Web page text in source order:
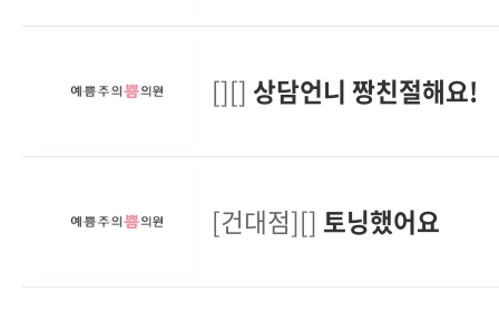
[][] 상담언니 짱친절해요!
[건대점][] 토닝했어요